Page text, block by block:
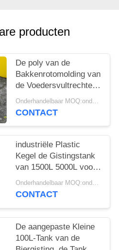
producten
De poly van de
Bakkenrotomolding van
de Voedersvultrechter
van de de Producten
Kleine Grootte Trechter
Onderhandelbaar MOQ:onderhandelingen
CONTACT
industriële Plastic
Kegel de Gistingstank
van 1500L 5000L voor
Wijn in Wit
Onderhandelbaar MOQ:onderhandelingen
CONTACT
De aangepaste Kleine
100L-Tank van de